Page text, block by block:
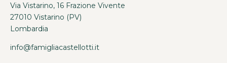
Via Vistarino, 16 Frazione Vivente
27010 Vistarino (PV)
Lombardia
info@famigliacastellotti.it